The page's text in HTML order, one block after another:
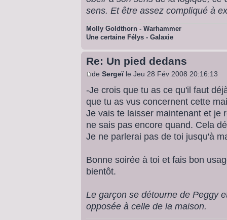
sens. Et être assez compliqué à
Molly Goldthorn - Warhammer
Une certaine Félys - Galaxie
Re: Un pied dedans
de Sergeïle Jeu 28 Fév 2008 20:16:13
-Je crois que tu as ce qu'il faut
que tu as vus concernent cette
Je vais te laisser maintenant et je
ne sais pas encore quand. Cela
Je ne parlerai pas de toi jusqu'à
Bonne soirée à toi et fais bon
bientôt.
Le garçon se détourne de Peggy
opposée à celle de la maison.